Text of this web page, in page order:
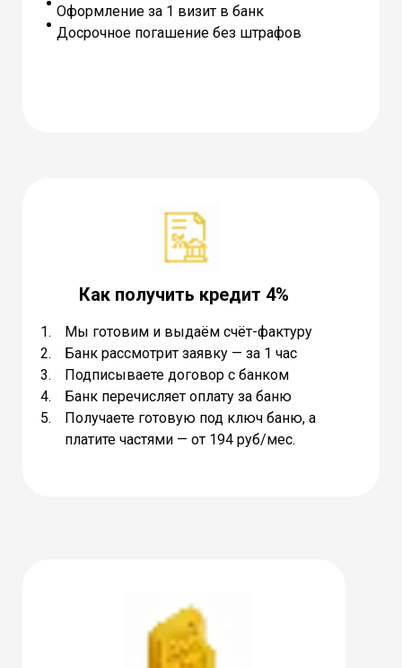
Оформление за 1 визит в банк
Досрочное погашение без штрафов
Мы готовим и выдаём счёт-фактуру
Банк рассмотрит заявку — за 1 час
Подписываете договор с банком
Банк перечисляет оплату за баню
Получаете готовую под ключ баню, а
платите частями — от 194 руб/мес.
Как получить кредит 4%